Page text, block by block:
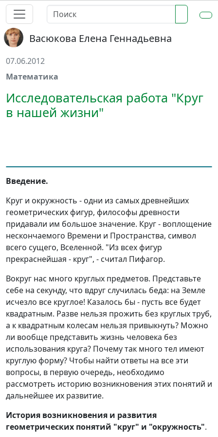
Васюкова Елена Геннадьевна
07.06.2012
Математика
Исследовательская работа "Круг
в нашей жизни"
Введение.
Круг и окружность - одни из самых древнейших
геометрических фигур, философы древности
придавали им большое значение. Круг - воплощение
нескончаемого Времени и Пространства, символ
всего сущего, Вселенной. "Из всех фигур
прекраснейшая - круг", - считал Пифагор.
Вокруг нас много круглых предметов. Представьте
себе на секунду, что вдруг случилась беда: на Земле
исчезло все круглое! Казалось бы - пусть все будет
квадратным. Разве нельзя прожить без круглых труб,
а к квадратным колесам нельзя привыкнуть? Можно
ли вообще представить жизнь человека без
использования круга? Почему так много тел имеют
круглую форму? Чтобы найти ответы на все эти
вопросы, в первую очередь, необходимо
рассмотреть историю возникновения этих понятий и
дальнейшее их развитие.
История возникновения и развития
геометрических понятий "круг" и "окружность".